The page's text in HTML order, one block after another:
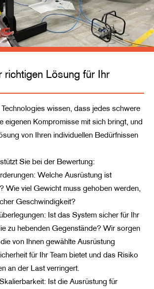
richtigen Lösung für Ihr
wissen, dass jedes schwere
eigenen Kompromisse mit sich bringt, und
von Ihren individuellen Bedürfnissen
Sie bei der Bewertung:
Welche Ausrüstung ist
Wie viel Gewicht muss gehoben werden,
Geschwindigkeit?
Ist das System sicher für Ihr
zu hebenden Gegenstände? Wir sorgen
von Ihnen gewählte Ausrüstung
für Ihr Team bietet und das Risiko
an der Last verringert.
Ist die Ausrüstung für